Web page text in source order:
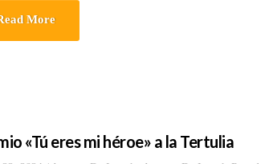
More
«Tú eres mi héroe» a la Tertulia